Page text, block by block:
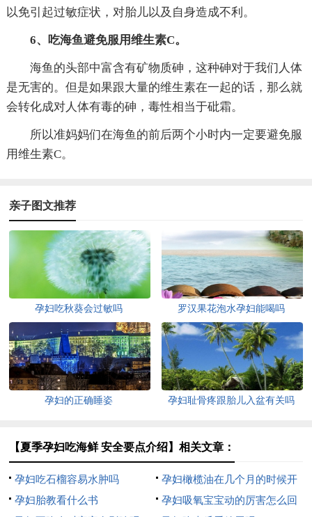
以免引起过敏症状，对胎儿以及自身造成不利。
6、吃海鱼避免服用维生素C。
海鱼的头部中富含有矿物质砷，这种砷对于我们人体
是无害的。但是如果跟大量的维生素在一起的话，那么就
会转化成对人体有毒的砷，毒性相当于砒霜。
所以准妈妈们在海鱼的前后两个小时内一定要避免服
用维生素C。
亲子图文推荐
孕妇吃秋葵会过敏吗 罗汉果花泡水孕妇能喝吗
孕妇的正确睡姿 孕妇耻骨疼跟胎儿入盆有关吗
【夏季孕妇吃海鲜 安全要点介绍】相关文章：
孕妇吃石榴容易水肿吗
孕妇橄榄油在几个月的时候开
始用
孕妇胎教看什么书
孕妇吸氧宝宝动的厉害怎么回